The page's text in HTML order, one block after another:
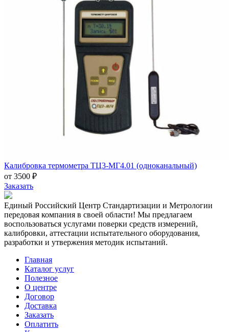
Калибровка термометра ТЦ3-МГ4.01 (одноканальный)
от 3500 ₽
Заказать
Единый Российский Центр Стандартизации и Метрологии
передовая компания в своей области! Мы предлагаем
воспользоваться услугами поверки средств измерений,
калибровки, аттестации испытательного оборудования,
разработки и утвержения методик испытаний.
Главная
Каталог услуг
Полезное
О центре
Договор
Доставка
Заказать
Оплатить